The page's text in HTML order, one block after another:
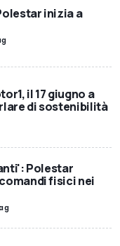
inizia a
il 17 giugno a
di sostenibilità
Polestar
fisici nei